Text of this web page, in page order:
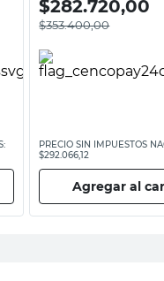
$282.720,00
$353.400,00
PRECIO SIN IMPUESTOS
$292.066,12
Agregar al